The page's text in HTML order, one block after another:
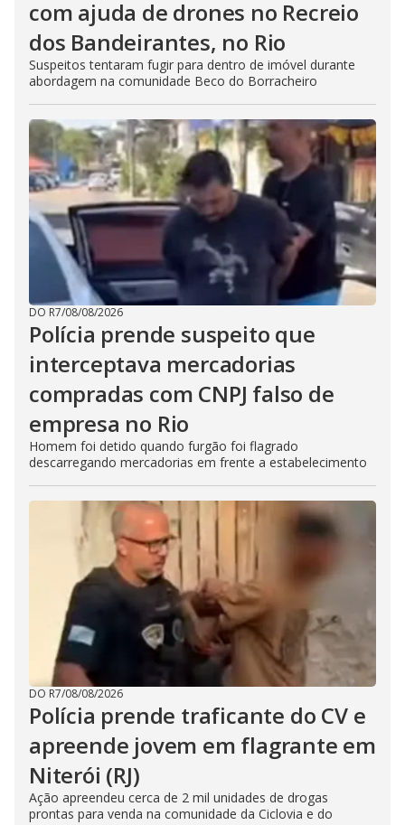
com ajuda de drones no Recreio
dos Bandeirantes, no Rio
Suspeitos tentaram fugir para dentro de imóvel durante
abordagem na comunidade Beco do Borracheiro
DO R7/08/08/2026
Polícia prende suspeito que
interceptava mercadorias
compradas com CNPJ falso de
empresa no Rio
Homem foi detido quando furgão foi flagrado
descarregando mercadorias em frente a estabelecimento
DO R7/08/08/2026
Polícia prende traficante do CV e
apreende jovem em flagrante em
Niterói (RJ)
Ação apreendeu cerca de 2 mil unidades de drogas
prontas para venda na comunidade da Ciclovia e do